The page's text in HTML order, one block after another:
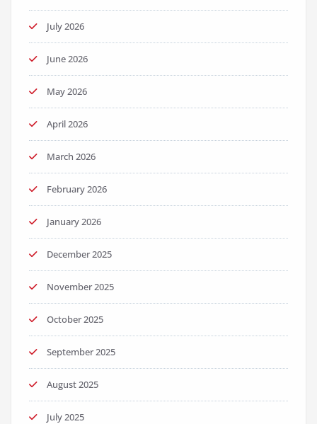
July 2026
June 2026
May 2026
April 2026
March 2026
February 2026
January 2026
December 2025
November 2025
October 2025
September 2025
August 2025
July 2025